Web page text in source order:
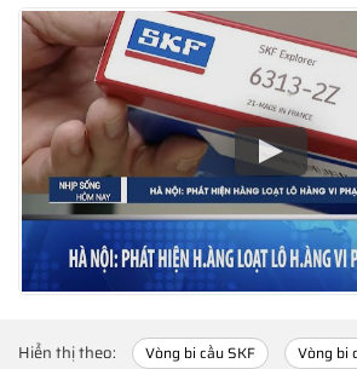
Hiển thị theo: Vòng bi cầu SKF
Vòng bi